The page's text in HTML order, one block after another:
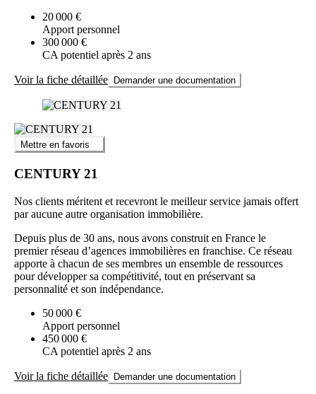
20 000 €
Apport personnel
300 000 €
CA potentiel après 2 ans
Voir la fiche détaillée Demander une documentation
Mettre en favoris
CENTURY 21
Nos clients méritent et recevront le meilleur service jamais offert
par aucune autre organisation immobilière.
Depuis plus de 30 ans, nous avons construit en France le
premier réseau d’agences immobilières en franchise. Ce réseau
apporte à chacun de ses membres un ensemble de ressources
pour développer sa compétitivité, tout en préservant sa
personnalité et son indépendance.
50 000 €
Apport personnel
450 000 €
CA potentiel après 2 ans
Voir la fiche détaillée Demander une documentation